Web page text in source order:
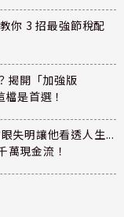
你 3 招最強節稅配
揭開「加強版
是首選！
失明讓他看透人生...
萬現金流！